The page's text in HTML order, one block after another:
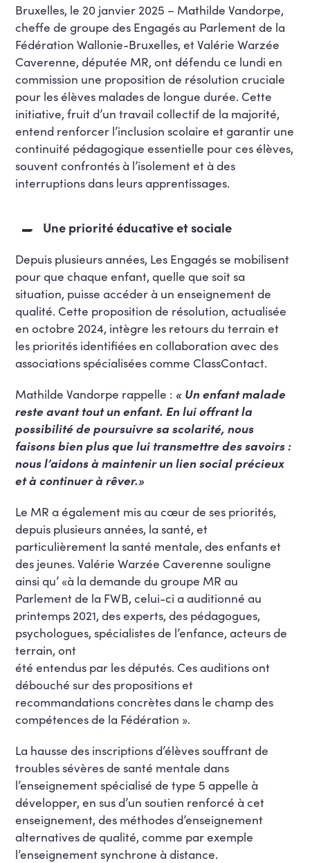
Bruxelles, le 20 janvier 2025 – Mathilde Vandorpe,
cheffe de groupe des Engagés au Parlement de la
Fédération Wallonie-Bruxelles, et Valérie Warzée
Caverenne, députée MR, ont défendu ce lundi en
commission une proposition de résolution cruciale
pour les élèves malades de longue durée. Cette
initiative, fruit d’un travail collectif de la majorité,
entend renforcer l’inclusion scolaire et garantir une
continuité pédagogique essentielle pour ces élèves,
souvent confrontés à l’isolement et à des
interruptions dans leurs apprentissages.
Une priorité éducative et sociale
Depuis plusieurs années, Les Engagés se mobilisent
pour que chaque enfant, quelle que soit sa
situation, puisse accéder à un enseignement de
qualité. Cette proposition de résolution, actualisée
en octobre 2024, intègre les retours du terrain et
les priorités identifiées en collaboration avec des
associations spécialisées comme ClassContact.
Mathilde Vandorpe rappelle : « Un enfant malade
reste avant tout un enfant. En lui offrant la
possibilité de poursuivre sa scolarité, nous
faisons bien plus que lui transmettre des savoirs :
nous l’aidons à maintenir un lien social précieux
et à continuer à rêver.»
Le MR a également mis au cœur de ses priorités,
depuis plusieurs années, la santé, et
particulièrement la santé mentale, des enfants et
des jeunes. Valérie Warzée Caverenne souligne
ainsi qu’ «à la demande du groupe MR au
Parlement de la FWB, celui-ci a auditionné au
printemps 2021, des experts, des pédagogues,
psychologues, spécialistes de l’enfance, acteurs de
terrain, ont
été entendus par les députés. Ces auditions ont
débouché sur des propositions et
recommandations concrètes dans le champ des
compétences de la Fédération ».
La hausse des inscriptions d’élèves souffrant de
troubles sévères de santé mentale dans
l’enseignement spécialisé de type 5 appelle à
développer, en sus d’un soutien renforcé à cet
enseignement, des méthodes d’enseignement
alternatives de qualité, comme par exemple
l’enseignement synchrone à distance.